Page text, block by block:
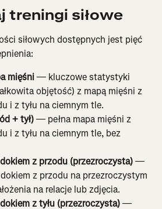
treningi siłowe
siłowych dostępnych jest pięć
mięśni — kluczowe statystyki
objętość) z mapą mięśni z
i z tyłu na ciemnym tle.
+ tył) — pełna mapa mięśni z
i z tyłu na ciemnym tle, bez
z przodu (przezroczysta) —
z przodu na przezroczystym
na relacje lub zdjęcia.
z tyłu (przezroczysta) —